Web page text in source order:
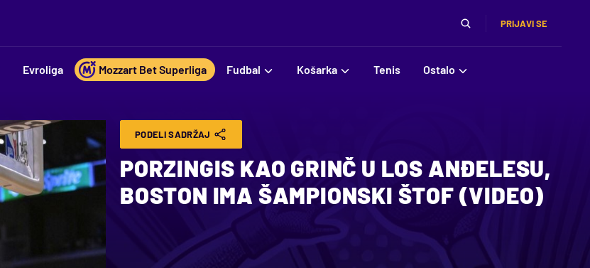
PRIJAVI SE
Evroliga Mozzart Bet Superliga Fudbal Košarka Tenis Ostalo
PODELI SADRŽAJ
PORZINGIS KAO GRINČ U LOS ANĐELESU,
BOSTON IMA ŠAMPIONSKI ŠTOF (VIDEO)